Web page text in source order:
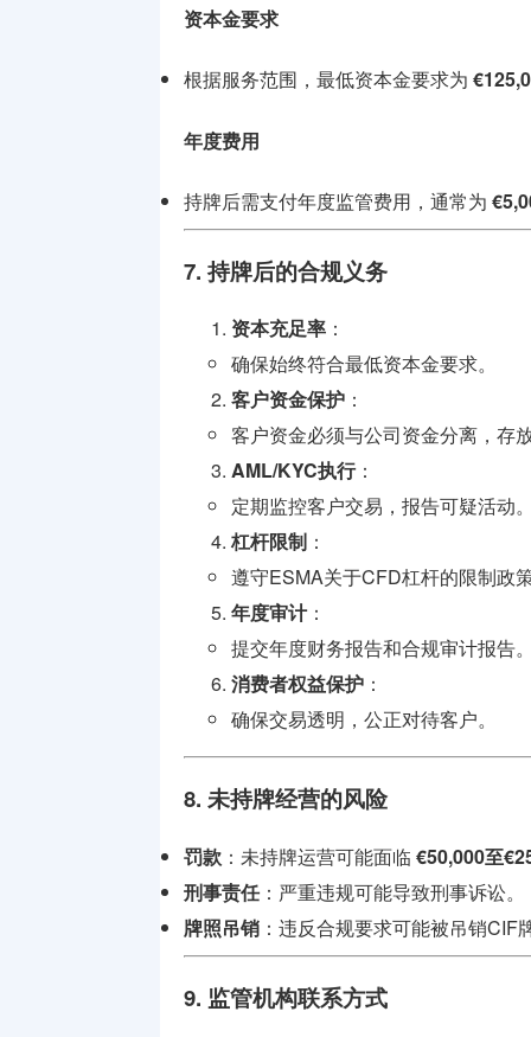
资本金要求
根据服务范围，最低资本金要求为
年度费用
持牌后需支付年度监管费用，通常为
7. 持牌后的合规义务
资本充足率 ：
确保始终符合最低资本金要求。
客户资金保护 ：
客户资金必须与公司资金分离，存
AML/KYC执行：
定期监控客户交易，报告可疑活动
杠杆限制 ：
遵守ESMA关于CFD杠杆的限制政
年度审计：
提交年度财务报告和合规审计报告
消费者权益保护 ：
确保交易透明，公正对待客户。
8. 未持牌经营的风险
罚款 ：未持牌运营可能面临 €50,000至
刑事责任：严重违规可能导致刑事诉讼。
牌照吊销 ：违反合规要求可能被吊销CIF
9. 监管机构联系方式